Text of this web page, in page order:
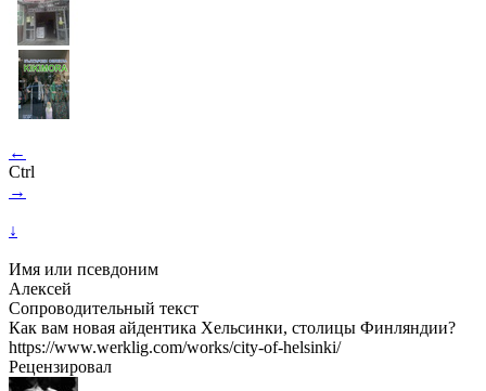
←
Ctrl
→
↓
Имя или псевдоним
Алексей
Сопроводительный текст
Как вам новая айдентика Хельсинки, столицы Финляндии?
https://www.werklig.com/works/city-of-helsinki/
Рецензировал